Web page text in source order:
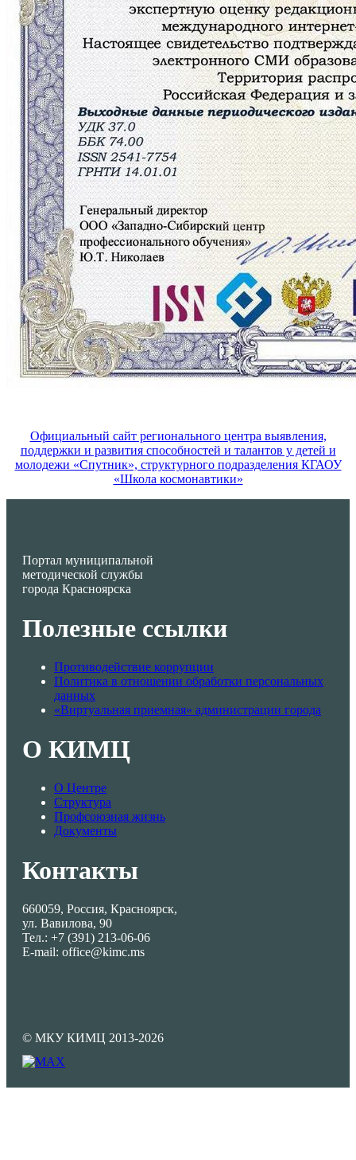
Официальный сайт регионального центра выявления,
поддержки и развития способностей и талантов у детей и
молодежи «Спутник», структурного подразделения КГАОУ
«Школа космонавтики»
Портал муниципальной
методической службы
города Красноярска
Полезные ссылки
Противодействие коррупции
Политика в отношении обработки персональных
данных
«Виртуальная приемная» администрации города
О КИМЦ
О Центре
Структура
Профсоюзная жизнь
Документы
Контакты
660059, Россия, Красноярск,
ул. Вавилова, 90
Тел.: +7 (391) 213-06-06
E-mail: office@kimc.ms
© МКУ КИМЦ 2013-2026